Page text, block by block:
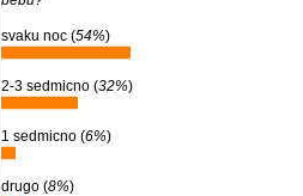
svaku noc (54%)
2-3 sedmicno (32%)
1 sedmicno (6%)
drugo (8%)